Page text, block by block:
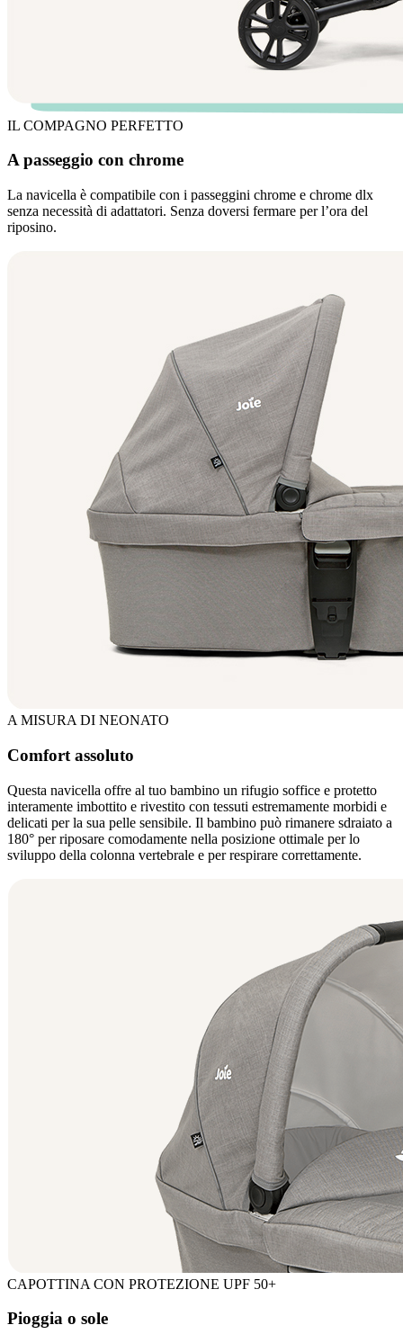
IL COMPAGNO PERFETTO
A passeggio con chrome
La navicella è compatibile con i passeggini chrome e chrome dlx
senza necessità di adattatori. Senza doversi fermare per l’ora del
riposino.
A MISURA DI NEONATO
Comfort assoluto
Questa navicella offre al tuo bambino un rifugio soffice e protetto
interamente imbottito e rivestito con tessuti estremamente morbidi e
delicati per la sua pelle sensibile. Il bambino può rimanere sdraiato a
180° per riposare comodamente nella posizione ottimale per lo
sviluppo della colonna vertebrale e per respirare correttamente.
CAPOTTINA CON PROTEZIONE UPF 50+
Pioggia o sole